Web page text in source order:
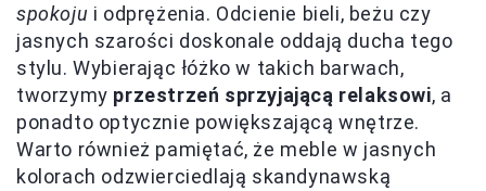
spokoju i odprężenia. Odcienie bieli, beżu czy
jasnych szarości doskonale oddają ducha tego
stylu. Wybierając łóżko w takich barwach,
tworzymy przestrzeń sprzyjającą relaksowi, a
ponadto optycznie powiększającą wnętrze.
Warto również pamiętać, że meble w jasnych
kolorach odzwierciedlają skandynawską